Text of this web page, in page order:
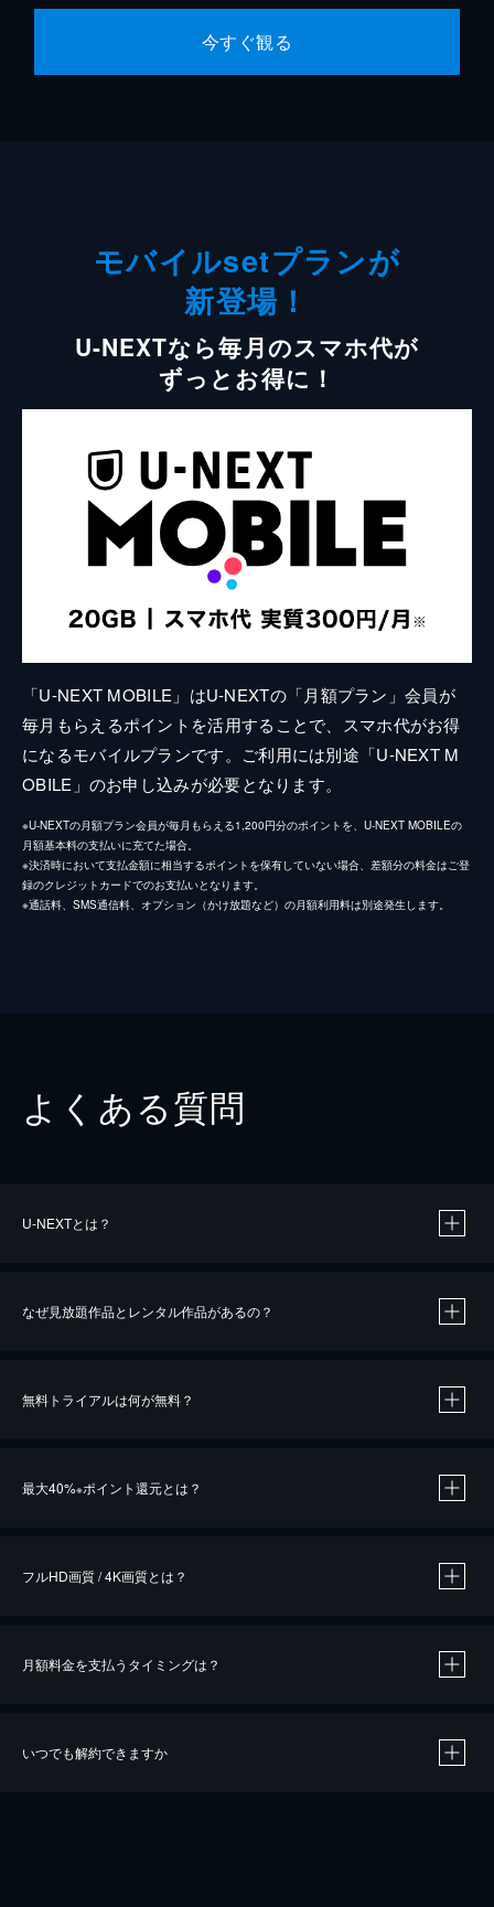
今すぐ観る
モバイルsetプランが
新登場！
U-NEXTなら毎月のスマホ代が
ずっとお得に！
「U-NEXT MOBILE」はU-NEXTの「月額プラン」会員が
毎月もらえるポイントを活用することで、スマホ代がお得
になるモバイルプランです。ご利用には別途「U-NEXT M
OBILE」のお申し込みが必要となります。
※U-NEXTの月額プラン会員が毎月もらえる1,200円分のポイントを、U-NEXT MOBILEの
月額基本料の支払いに充てた場合。
※決済時において支払金額に相当するポイントを保有していない場合、差額分の料金はご登
録のクレジットカードでのお支払いとなります。
※通話料、SMS通信料、オプション（かけ放題など）の月額利用料は別途発生します。
よくある質問
U-NEXTとは？
なぜ見放題作品とレンタル作品があるの？
無料トライアルは何が無料？
最大40%※ポイント還元とは？
※40％ポイント還元の対象は、クレジットカード決済による作品の購入 / レンタルです。
iOSアプリのUコイン決済による作品の購入 / レンタルは、20％のポイント還元です。
フルHD画質 / 4K画質とは？
月額料金を支払うタイミングは？
いつでも解約できますか